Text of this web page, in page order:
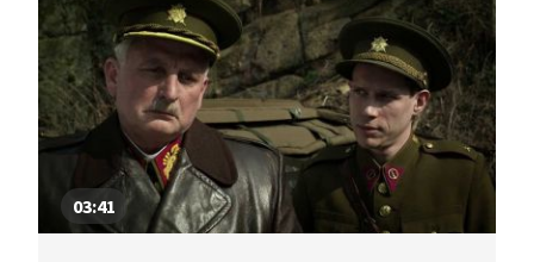
Historie.cs.
03:41